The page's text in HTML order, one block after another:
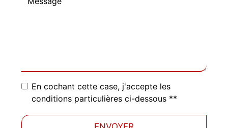
En cochant cette case, j'accepte les
conditions particulières ci-dessous **